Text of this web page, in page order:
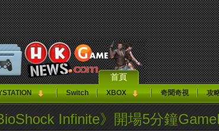
首頁
Switch XBOX 奇聞奇視 攻
Infinite》開場5分鐘